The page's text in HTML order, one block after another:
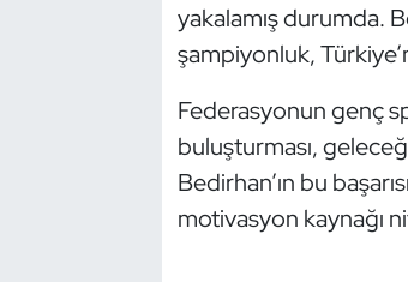
yakalamış durumda.
şampiyonluk,
Federasyonun genç
buluşturması,
Bedirhan’ın bu
motivasyon kaynağı